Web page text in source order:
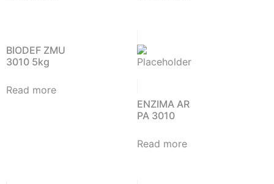
BIODEF ZMU
3010 5kg
Read more
ENZIMA AR
PA 3010
Read more